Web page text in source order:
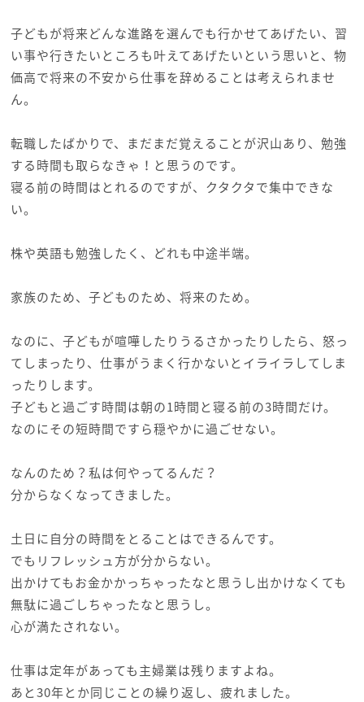
子どもが将来どんな進路を選んでも行かせてあげたい、習
い事や行きたいところも叶えてあげたいという思いと、物
価高で将来の不安から仕事を辞めることは考えられませ
ん。
転職したばかりで、まだまだ覚えることが沢山あり、勉強
する時間も取らなきゃ！と思うのです。
寝る前の時間はとれるのですが、クタクタで集中できな
い。
株や英語も勉強したく、どれも中途半端。
家族のため、子どものため、将来のため。
なのに、子どもが喧嘩したりうるさかったりしたら、怒っ
てしまったり、仕事がうまく行かないとイライラしてしま
ったりします。
子どもと過ごす時間は朝の1時間と寝る前の3時間だけ。
なのにその短時間ですら穏やかに過ごせない。
なんのため？私は何やってるんだ？
分からなくなってきました。
土日に自分の時間をとることはできるんです。
でもリフレッシュ方が分からない。
出かけてもお金かかっちゃったなと思うし出かけなくても
無駄に過ごしちゃったなと思うし。
心が満たされない。
仕事は定年があっても主婦業は残りますよね。
あと30年とか同じことの繰り返し、疲れました。